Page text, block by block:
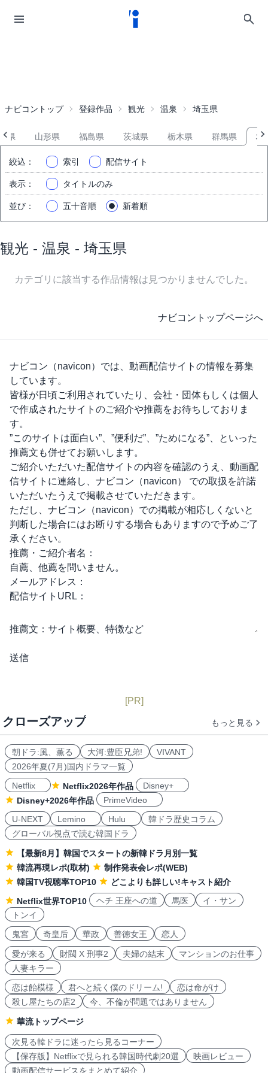
ナビコントップ 登録作品 観光 温泉 埼玉県
県 山形県 福島県 茨城県 栃木県 群馬県 埼
絞込 ： 索引 配信サイト
表示 ： タイトルのみ
並び ： 五十音順 新着順
観光 - 温泉 - 埼玉県
カテゴリに該当する作品情報は見つかりませんでした。
ナビコントップページへ
ナビコン（navicon） では、動画配信サイトの情報を募集
しています。
皆様が日頃ご利用されていたり、会社・団体もしくは個人
で作成されたサイトのご紹介や推薦をお待ちしておりま
す。
”このサイトは面白い”、”便利だ”、”ためになる”、といった
推薦文も併せてお願いします。
ご紹介いただいた配信サイトの内容を確認のうえ、動画配
信サイトに連絡し、 ナビコン（navicon）
での取扱を許諾
いただいたうえで掲載させていただきます。
ただし、 ナビコン（navicon） での掲載が相応しくないと
判断した場合にはお断りする場合もありますので予めご了
承ください。
推薦・ご紹介者名：
自薦、他薦を問いません。
メールアドレス：
配信サイトURL：
推薦文： サイト概要、特徴など
[PR]
クローズアップ もっと見る
朝ドラ:風、薫る 大河:豊臣兄弟!
VIVANT
2026年夏(7月)国内ドラマ一覧
Netflix
Netflix2026年作品
Disney+
Disney+2026年作品
PrimeVideo
U-NEXT
Lemino Hulu
韓ドラ歴史コラム
グローバル視点で読む韓国ドラ
【最新8月】韓国でスタートの新韓ドラ月別一覧
韓流再現レポ(取材)
制作発表会レポ(WEB)
韓国TV視聴率TOP10
どこよりも詳しい!キャスト紹介
Netflix世界TOP10
ヘチ 王座への道 馬医
イ・サン
トンイ
鬼宮
奇皇后 華政 善徳女王 恋人
愛が来る 財閥 X 刑事2 夫婦の結末
マンションのお仕事
人妻キラー
恋は飴模様
君へと続く僕のドリーム!
恋は命がけ
殺し屋たちの店2
今、不倫が問題ではありません
華流トップページ
次見る韓ドラに迷ったら見るコーナー
【保存版】Netflixで見られる韓国時代劇20選
映画レビュー
動画配信サービスをまとめて紹介